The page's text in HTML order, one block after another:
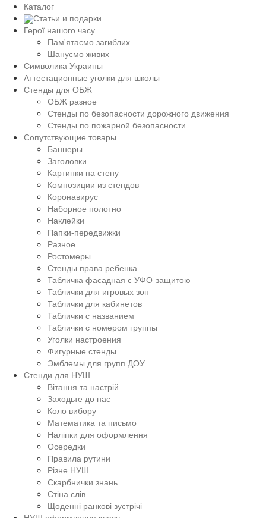
Каталог
Статьи и подарки
Герої нашого часу
Пам'ятаємо загиблих
Шануємо живих
Символика Украины
Аттестационные уголки для школы
Стенды для ОБЖ
ОБЖ разное
Стенды по безопасности дорожного движения
Стенды по пожарной безопасности
Сопутствующие товары
Баннеры
Заголовки
Картинки на стену
Композиции из стендов
Коронавирус
Наборное полотно
Наклейки
Папки-передвижки
Разное
Ростомеры
Стенды права ребенка
Табличка фасадная с УФО-защитою
Таблички для игровых зон
Таблички для кабинетов
Таблички с названием
Таблички с номером группы
Уголки настроения
Фигурные стенды
Эмблемы для групп ДОУ
Стенди для НУШ
Вітання та настрій
Заходьте до нас
Коло вибору
Математика та письмо
Наліпки для оформлення
Осередки
Правила рутини
Різне НУШ
Скарбнички знань
Стіна слів
Щоденні ранкові зустрічі